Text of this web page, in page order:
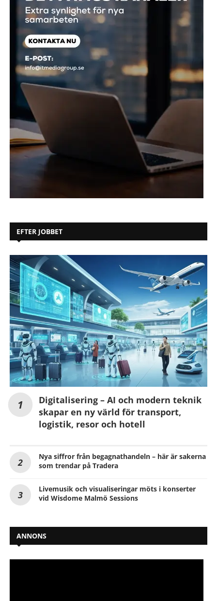
EFTER JOBBET
Digitalisering – AI och modern teknik
skapar en ny värld för transport,
logistik, resor och hotell
Nya siffror från begagnathandeln – här är sakerna
som trendar på Tradera
Livemusik och visualiseringar möts i konserter
vid Wisdome Malmö Sessions
ANNONS